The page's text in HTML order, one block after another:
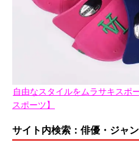
自由なスタイルをムラサキスポ
スポーツ】
サイト内検索：俳優・ジャ